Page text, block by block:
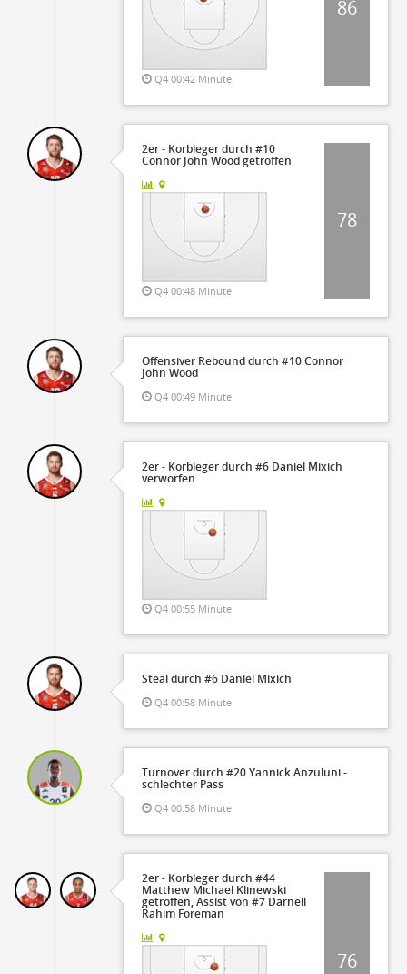
Q4 00:42 Minute
86
2er - Korbleger durch #10
Connor John Wood getroffen
Q4 00:48 Minute
78
Offensiver Rebound durch #10 Connor
John Wood
Q4 00:49 Minute
2er - Korbleger durch #6 Daniel Mixich
verworfen
Q4 00:55 Minute
Steal durch #6 Daniel Mixich
Q4 00:58 Minute
Turnover durch #20 Yannick Anzuluni -
schlechter Pass
Q4 00:58 Minute
2er - Korbleger durch #44
Matthew Michael Klinewski
getroffen, Assist von #7 Darnell
Rahim Foreman
76